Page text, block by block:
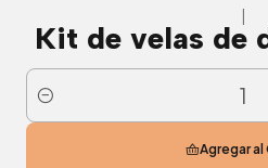
Kit de velas de
Cantidad
Agregar al